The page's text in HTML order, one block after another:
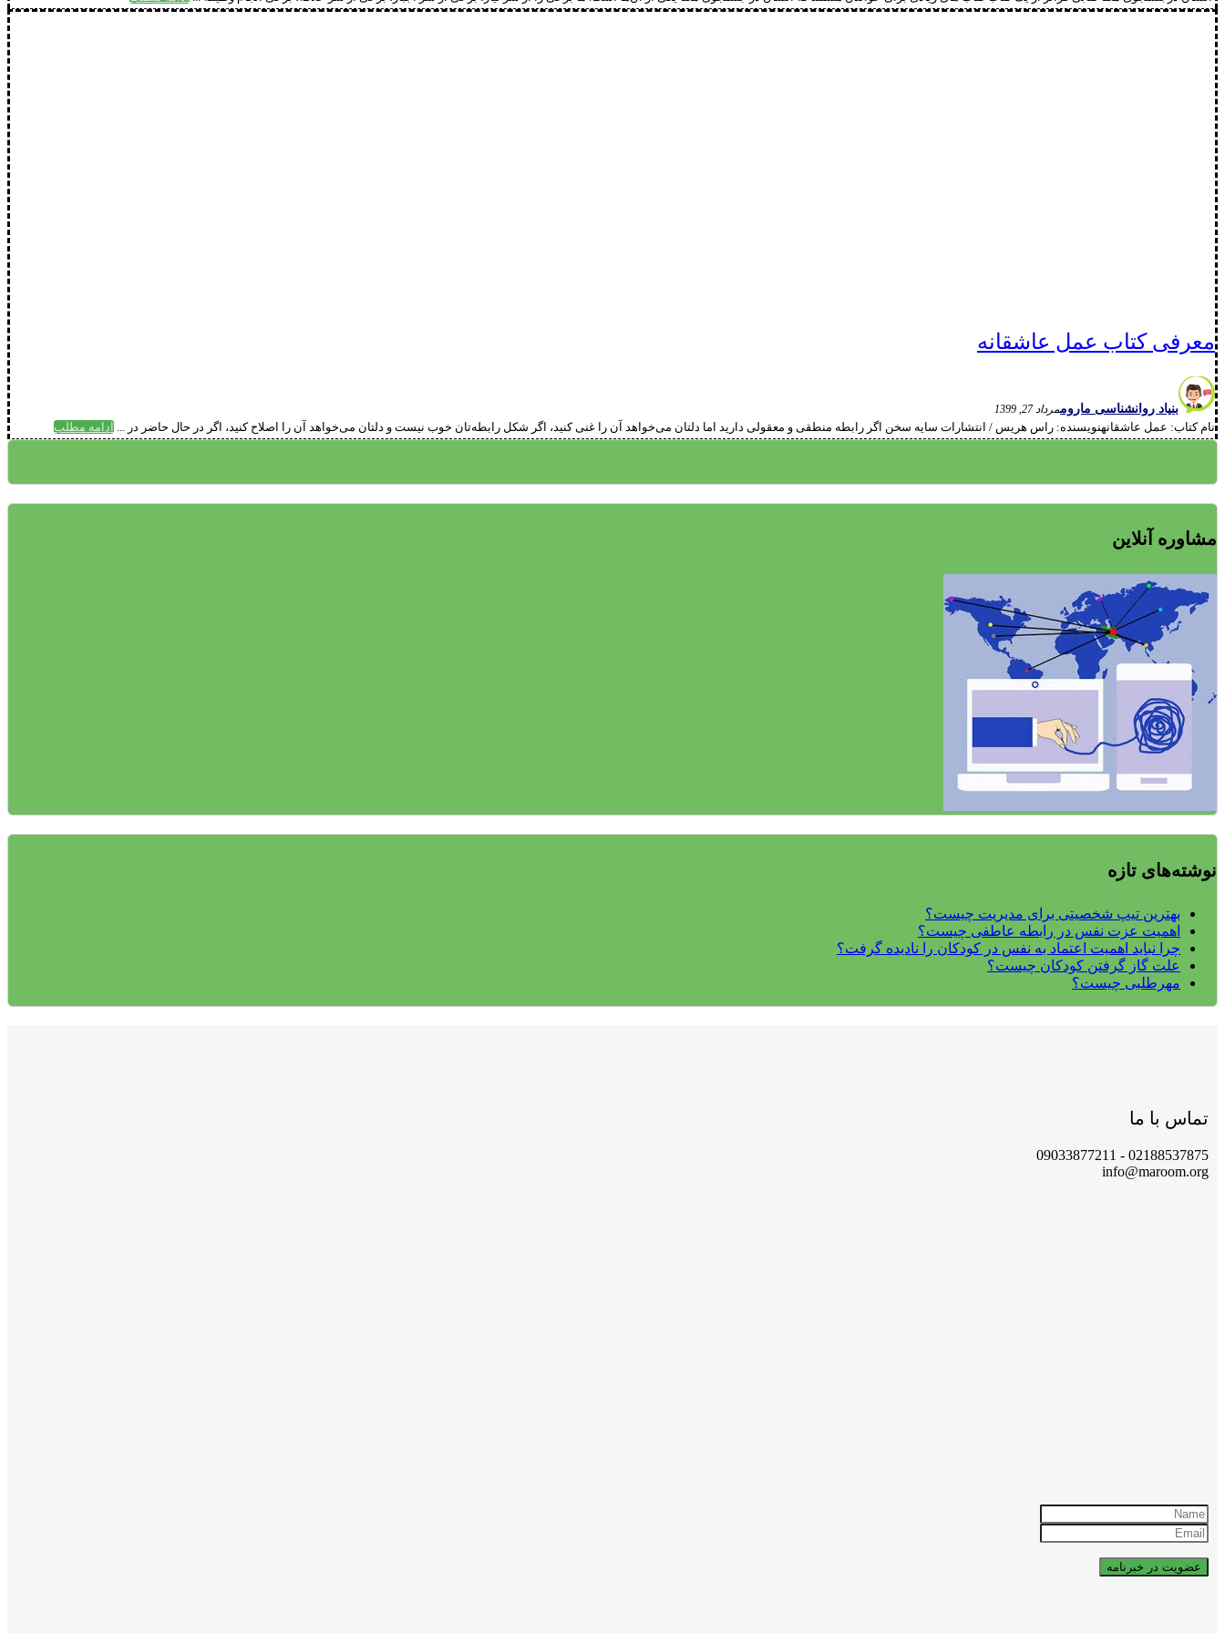
معرفی کتاب عمل عاشقانه
بنیاد روانشناسی ماروممرداد 27, 1399
نام کتاب: عمل عاشقانهنویسنده: راس هریس / انتشارات سایه سخن اگر رابطه منطقی و معقولی دارید اما دلتان می‌خواهد آن را غنی کنید، اگر شکل رابطه‌تان خوب نیست و دلتان می‌خواهد آن را اصلاح کنید، اگر در حال حاضر در ... ادامه مطلب
مشاوره آنلاین
نوشته‌های تازه
بهترین تیپ شخصیتی برای مدیریت چیست؟
اهمیت عزت نفس در رابطه عاطفی چیست؟
چرا نباید اهمیت اعتماد به نفس در کودکان را نادیده گرفت؟
علت گاز گرفتن کودکان چیست؟
مهرطلبی چیست؟
تماس با ما
02188537875 - 09033877211
info@maroom.org